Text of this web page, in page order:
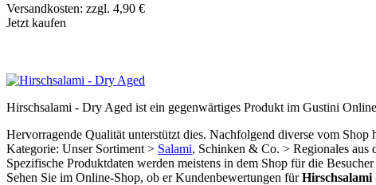
Versandkosten: zzgl. 4,90 €
Jetzt kaufen
Hirschsalami - Dry Aged ist ein gegenwärtiges Produkt im Gustini
Hervorragende Qualität unterstützt dies. Nachfolgend diverse vom
Kategorie: Unser Sortiment > Salami, Schinken & Co. > Regionales aus
Spezifische Produktdaten werden meistens in dem Shop für die
Sehen Sie im Online-Shop, ob er Kundenbewertungen fürHirschsalami